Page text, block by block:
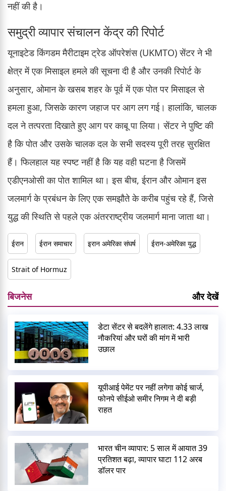
नहीं की है।
समुद्री व्यापार संचालन केंद्र की रिपोर्ट
यूनाइटेड किंगडम मैरीटाइम ट्रेड ऑपरेशंस (UKMTO) सेंटर ने भी
क्षेत्र में एक मिसाइल हमले की सूचना दी है और उनकी रिपोर्ट के
अनुसार, ओमान के खसब शहर के पूर्व में एक पोत पर मिसाइल से
हमला हुआ, जिसके कारण जहाज पर आग लग गई। हालांकि, चालक
दल ने तत्परता दिखाते हुए आग पर काबू पा लिया। सेंटर ने पुष्टि की
है कि पोत और उसके चालक दल के सभी सदस्य पूरी तरह सुरक्षित
हैं। फिलहाल यह स्पष्ट नहीं है कि यह वही घटना है जिसमें
एडीएनओसी का पोत शामिल था। इस बीच, ईरान और ओमान इस
जलमार्ग के प्रबंधन के लिए एक समझौते के करीब पहुंच रहे हैं, जिसे
युद्ध की स्थिति से पहले एक अंतरराष्ट्रीय जलमार्ग माना जाता था।
ईरान ईरान समाचार इरान अमेरिका संघर्ष ईरान-अमेरिका युद्ध
Strait of Hormuz
बिजनेस और देखें
डेटा सेंटर से बदलेंगे हालात: 4.33 लाख
नौकरियां और घरों की मांग में भारी
उछाल
यूपीआई पेमेंट पर नहीं लगेगा कोई चार्ज,
फोनपे सीईओ समीर निगम ने दी बड़ी
राहत
भारत चीन व्यापार: 5 साल में आयात 39
प्रतिशत बढ़ा, व्यापार घाटा 112 अरब
डॉलर पार